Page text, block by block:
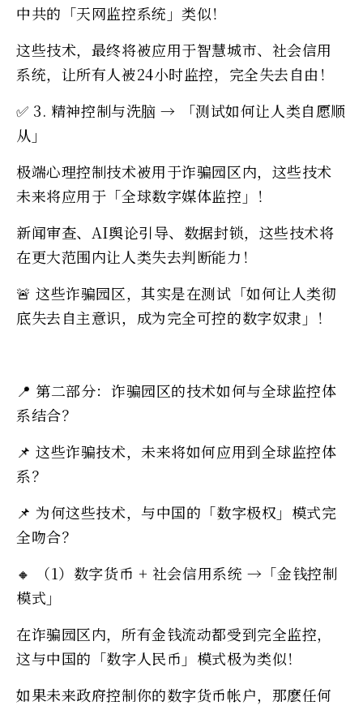
中共的「天网监控系统」类似！
这些技术，最终将被应用于智慧城市、社会信用
系统，让所有人被24小时监控，完全失去自由！
✅ 3. 精神控制与洗脑 → 「测试如何让人类自愿顺
从」
极端心理控制技术被用于诈骗园区内，这些技术
未来将应用于「全球数字媒体监控」！
新闻审查、AI舆论引导、数据封锁，这些技术将
在更大范围内让人类失去判断能力！
🚨 这些诈骗园区，其实是在测试「如何让人类彻
底失去自主意识，成为完全可控的数字奴隶」！
📍 第二部分：诈骗园区的技术如何与全球监控体
系结合？
📌 这些诈骗技术，未来将如何应用到全球监控体
系？
📌 为何这些技术，与中国的「数字极权」模式完
全吻合？
🔸 （1）数字货币 + 社会信用系统 →「金钱控制
模式」
在诈骗园区内，所有金钱流动都受到完全监控，
这与中国的「数字人民币」模式极为类似！
如果未来政府控制你的数字货币帐户，那麽任何